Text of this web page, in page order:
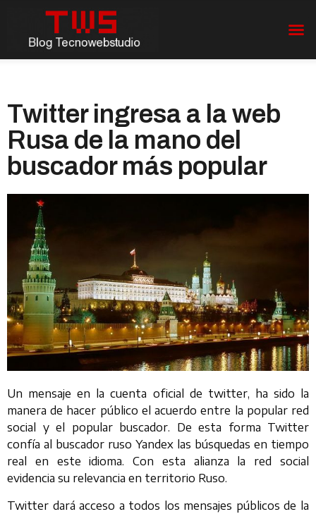
Twitter ingresa a la web
Rusa de la mano del
buscador más popular
Un mensaje en la cuenta oficial de twitter, ha sido la
manera de hacer público el acuerdo entre la popular red
social y el popular buscador. De esta forma Twitter
confía al buscador ruso Yandex las búsquedas en tiempo
real en este idioma. Con esta alianza la red social
evidencia su relevancia en territorio Ruso.
Twitter dará acceso a todos los mensajes públicos de la